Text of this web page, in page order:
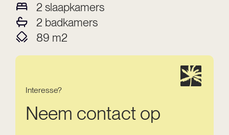
2 slaapkamers
2 badkamers
89 m2
Interesse?
Neem contact op